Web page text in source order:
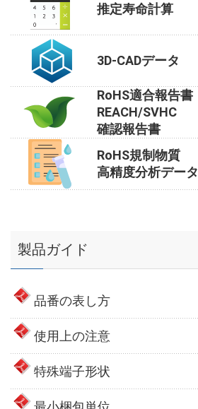
推定寿命計算
3D-CADデータ
RoHS適合報告書
REACH/SVHC
確認報告書
RoHS規制物質
高精度分析データ
製品ガイド
品番の表し方
使用上の注意
特殊端子形状